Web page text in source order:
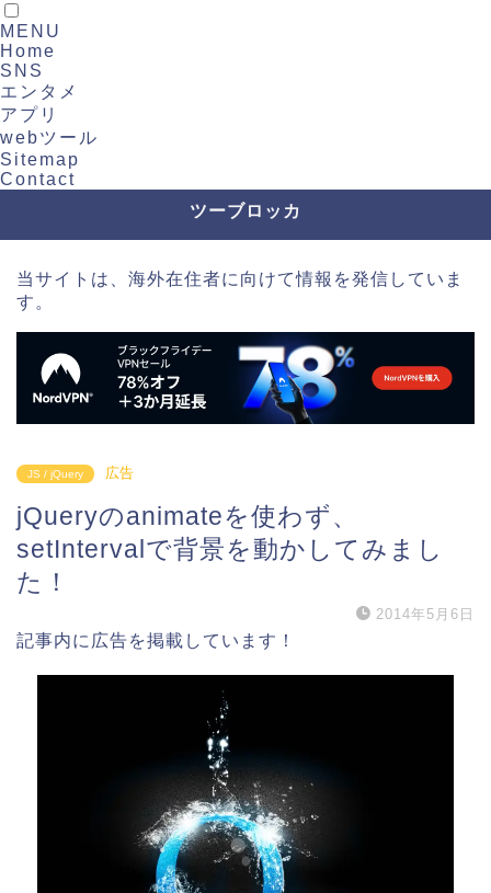
MENU
Home
SNS
エンタメ
アプリ
webツール
Sitemap
Contact
ツーブロッカ
当サイトは、海外在住者に向けて情報を発信していま
す。
JS / jQuery 広告
jQueryのanimateを使わず、
setIntervalで背景を動かしてみまし
た！
2014年5月6日
記事内に広告を掲載しています！